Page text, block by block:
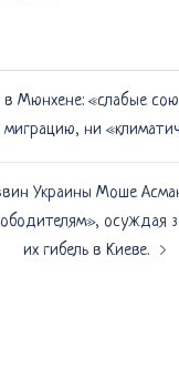
Мюнхене: «слабые
ни
Украины Моше
осуждая
их гибель в Киеве.